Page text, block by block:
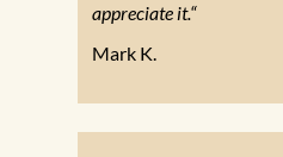
appreciate it.“
Mark K.